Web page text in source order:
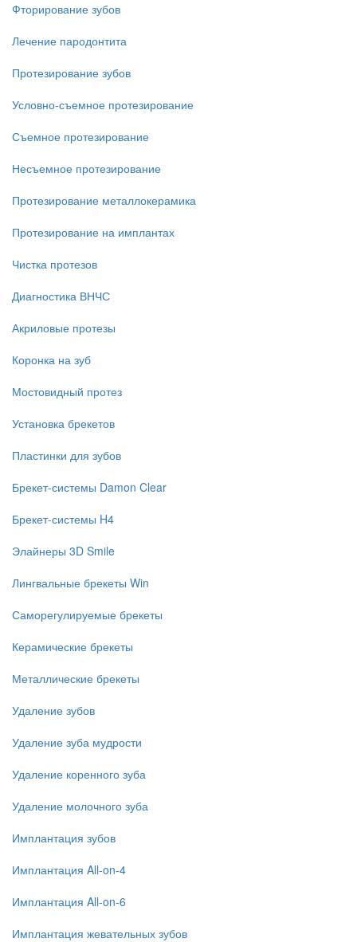
Фторирование зубов
Лечение пародонтита
Протезирование зубов
Условно-съемное протезирование
Съемное протезирование
Несъемное протезирование
Протезирование металлокерамика
Протезирование на имплантах
Чистка протезов
Диагностика ВНЧС
Акриловые протезы
Коронка на зуб
Мостовидный протез
Установка брекетов
Пластинки для зубов
Брекет-системы Damon Clear
Брекет-системы H4
Элайнеры 3D Smile
Лингвальные брекеты Win
Саморегулируемые брекеты
Керамические брекеты
Металлические брекеты
Удаление зубов
Удаление зуба мудрости
Удаление коренного зуба
Удаление молочного зуба
Имплантация зубов
Имплантация All-on-4
Имплантация All-on-6
Имплантация жевательных зубов